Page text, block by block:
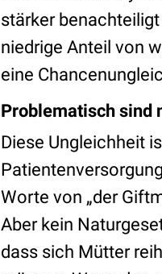
stärker
niedrige Anteil von
eine
Problematisch sind
Diese Ungleichheit
Worte von „der
Aber kein
dass sich Mütter